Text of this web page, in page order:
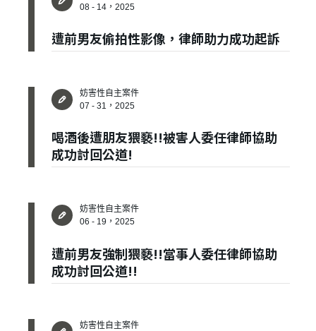
08 - 14，2025
遭前男友偷拍性影像，律師助力成功起訴
妨害性自主案件
07 - 31，2025
喝酒後遭朋友猥褻!!被害人委任律師協助
成功討回公道!
妨害性自主案件
06 - 19，2025
遭前男友強制猥褻!!當事人委任律師協助
成功討回公道!!
妨害性自主案件